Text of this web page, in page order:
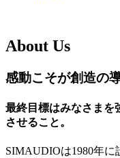
About Us
感動こそが創造の
最終目標はみなさまを
させること。
SIMAUDIOは1980年